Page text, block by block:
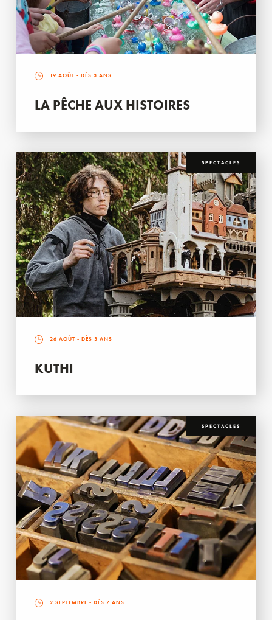
19 AOÛT - DÈS 3 ANS
LA PÊCHE AUX HISTOIRES
SPECTACLES
26 AOÛT - DÈS 3 ANS
KUTHI
SPECTACLES
2 SEPTEMBRE - DÈS 7 ANS